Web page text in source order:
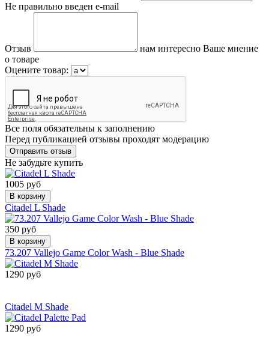
Не правильно введен e-mail
Отзыв
нам интересно Ваше мнение
о товаре
Оцените товар:
Все поля обязательны к заполнению
Перед публикацией отзывы проходят модерацию
Не забудьте купить
1005 руб
В корзину
Citadel L Shade
350 руб
В корзину
73.207 Vallejo Game Color Wash - Blue Shade
1290 руб
Citadel M Shade
1290 руб